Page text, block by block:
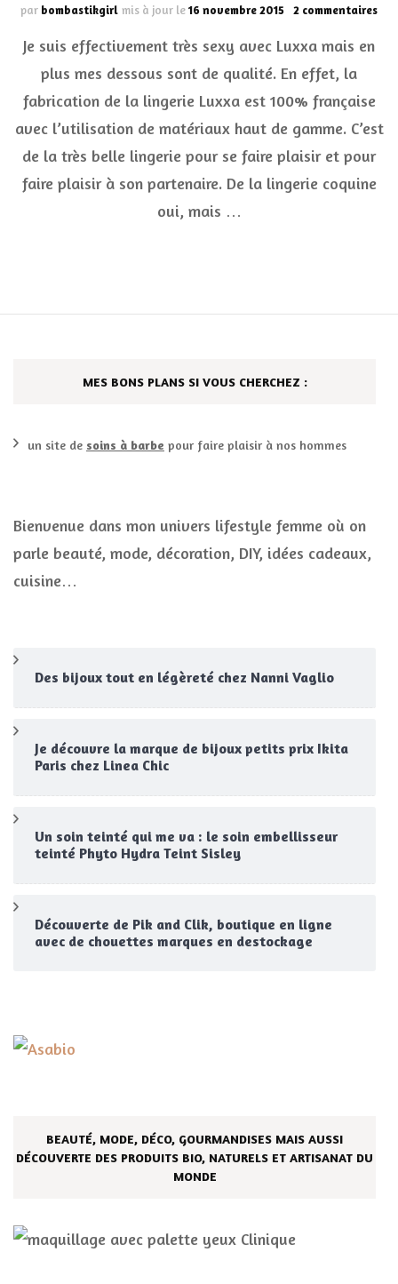
par bombastikgirl mis à jour le16 novembre 2015 2 commentairessur
Je suis effectivement très sexy avec Luxxa mais en
plus mes dessous sont de qualité. En effet, la
fabrication de la lingerie Luxxa est 100% française
avec l’utilisation de matériaux haut de gamme. C’est
de la très belle lingerie pour se faire plaisir et pour
faire plaisir à son partenaire. De la lingerie coquine
oui, mais …
MES BONS PLANS SI VOUS CHERCHEZ :
un site de soins à barbe pour faire plaisir à nos hommes
Bienvenue dans mon univers lifestyle femme où on
parle beauté, mode, décoration, DIY, idées cadeaux,
cuisine…
Des bijoux tout en légèreté chez Nanni Vaglio
Je découvre la marque de bijoux petits prix Ikita
Paris chez Linea Chic
Un soin teinté qui me va : le soin embellisseur
teinté Phyto Hydra Teint Sisley
Découverte de Pik and Clik, boutique en ligne
avec de chouettes marques en destockage
BEAUTÉ, MODE, DÉCO, GOURMANDISES MAIS AUSSI
DÉCOUVERTE DES PRODUITS BIO, NATURELS ET ARTISANAT DU
MONDE